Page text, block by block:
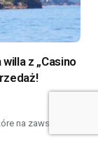
z „Casino
na zawsze